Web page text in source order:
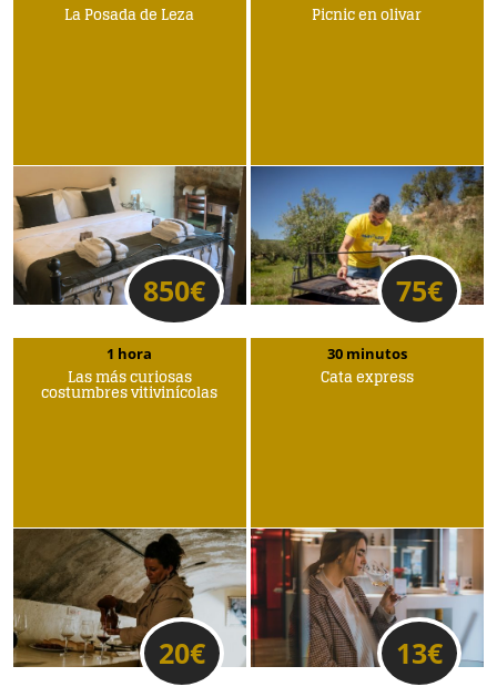
Picnic en olivar
75€
La Posada de Leza
850€
1 hora
Las más curiosas
costumbres vitivinícolas
20€
30 minutos
Cata express
13€